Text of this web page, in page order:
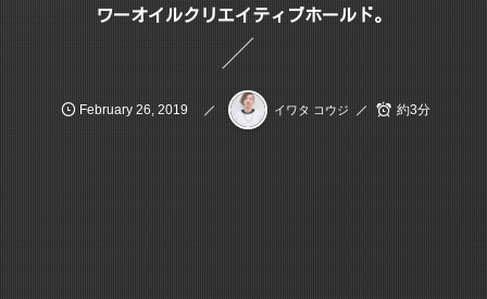
ワーオイルクリエイティブホールド。
February 26 2019 イワタ コウジ 約3分